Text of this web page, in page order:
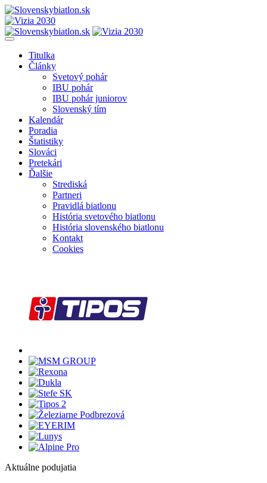
Titulka
Články
Svetový pohár
IBU pohár
IBU pohár juniorov
Slovenský tím
Kalendár
Poradia
Štatistiky
Slováci
Pretekári
Ďalšie
Strediská
Partneri
Pravidlá biatlonu
História svetového biatlonu
História slovenského biatlonu
Kontakt
Cookies
Aktuálne podujatia